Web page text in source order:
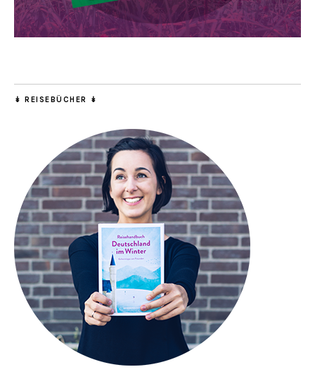
↡ REISEBÜCHER ↡